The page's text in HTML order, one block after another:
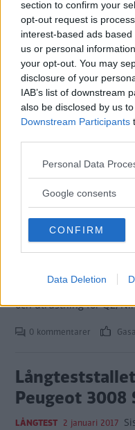
section to confirm your
opt-out request is
interest-based ads
us or personal
your opt-out. You may
disclosure of your
IAB’s list of downstream
also be disclosed by us
Downstream Participants
Please note that this
not limited to your visit or
use your data for below
consent section.
Personal Data
Google consents
CONFIRM
Data Deletion
3008, Seat
11 januari 2017
hur mat ska lagas eller
också bilar som vill
Audi Q2, Kia Niro, Opel
Ateca ska stå längst fram
0 kommentarer
Testvärden:
Niro, Opel
Peugeot
Ateca (2017)
annat
och utrustning för Q2,
0 kommentarer
Peugeot 3008
LÅNGTEST 2 januari 2017